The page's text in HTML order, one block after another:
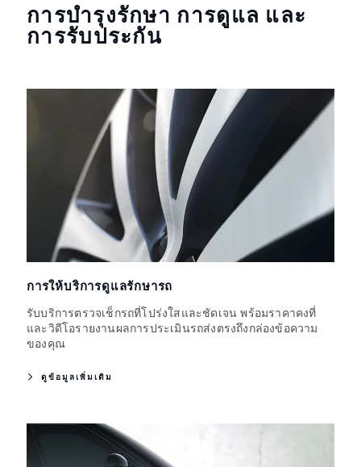
การบำรุงรักษา การดูแล และ
การรับประกัน
การให้บริการดูแลรักษารถ
รับบริการตรวจเช็กรถที่โปร่งใสและชัดเจน พร้อมราคาคงที่
และวิดีโอรายงานผลการประเมินรถส่งตรงถึงกล่องข้อความ
ของคุณ
ดูข้อมูลเพิ่มเติม